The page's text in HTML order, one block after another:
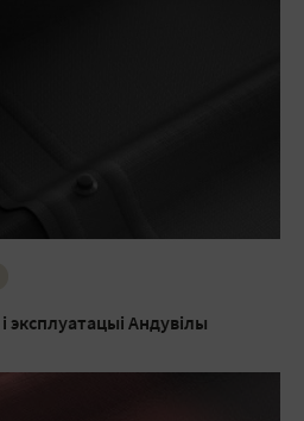
эксплуатацыі Андувілы